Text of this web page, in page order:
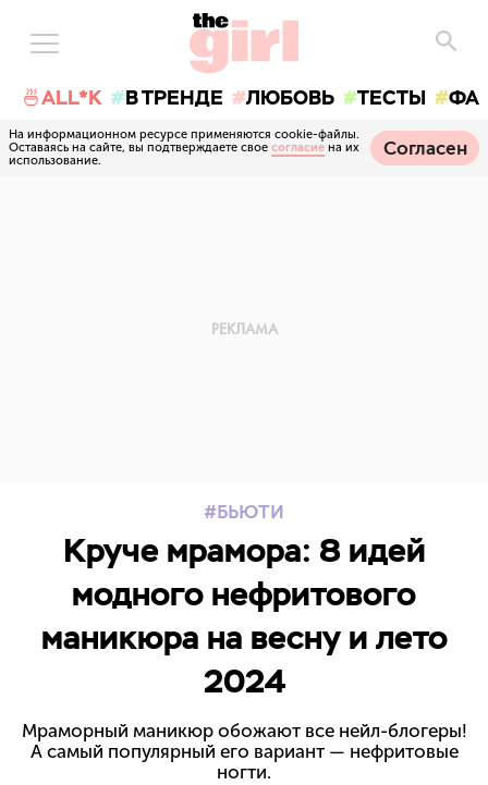
🍜ALL*K В ТРЕНДЕ ЛЮБОВЬ ТЕСТЫ
На информационном ресурсе применяются cookie-файлы.
Оставаясь на сайте, вы подтверждаете свое согласие на их
использование.
Согласен
БЬЮТИ
Круче мрамора: 8 идей
модного нефритового
маникюра на весну и лето
2024
Мраморный маникюр обожают все нейл-блогеры!
А самый популярный его вариант — нефритовые
ногти.